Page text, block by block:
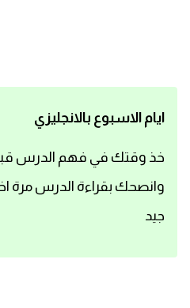
محادثات انجليزية
ايام الاسبوع بالانجليزي
خذ وقتك في فهم الدرس قبل
وانصحك بقراءة الدرس مرة
جيد